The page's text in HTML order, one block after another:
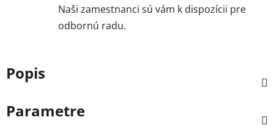
Naši zamestnanci sú vám k dispozícii pre
odbornú radu.
Popis
Parametre